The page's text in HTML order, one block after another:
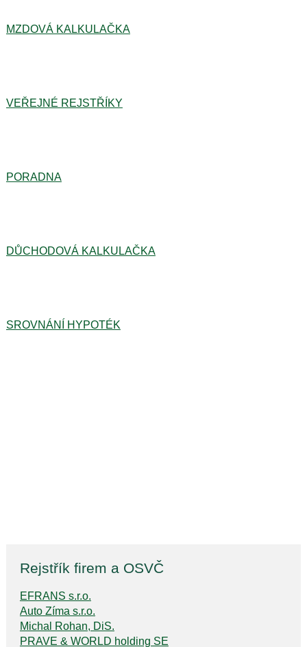
MZDOVÁ KALKULAČKA
VEŘEJNÉ REJSTŘÍKY
PORADNA
DŮCHODOVÁ KALKULAČKA
SROVNÁNÍ HYPOTÉK
Rejstřík firem a OSVČ
EFRANS s.r.o.
Auto Zíma s.r.o.
Michal Rohan, DiS.
PRAVE & WORLD holding SE